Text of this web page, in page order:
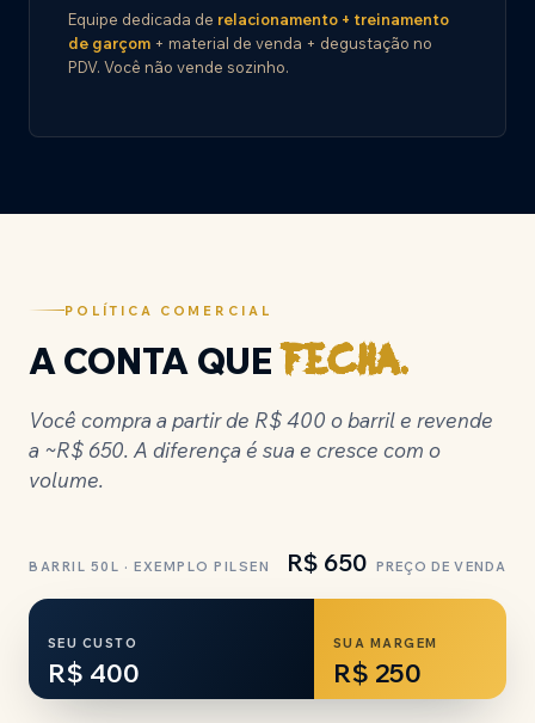
Equipe dedicada de relacionamento + treinamento
de garçom + material de venda + degustação no
PDV. Você não vende sozinho.
POLÍTICA COMERCIAL
A CONTA QUEfecha.
Você compra a partir de R$ 400 o barril e revende
a ~R$ 650. A diferença é sua e cresce com o
volume.
BARRIL 50L · EXEMPLO PILSEN R$ 650 PREÇO DE VENDA
SEU CUSTO
R$ 400
SUA MARGEM
R$ 250